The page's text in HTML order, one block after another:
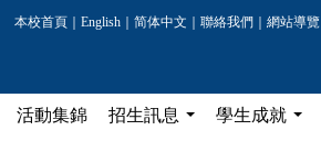
本校首頁 English 简体中文 聯絡我們 網站導覽
活動集錦 招生訊息 學生成就